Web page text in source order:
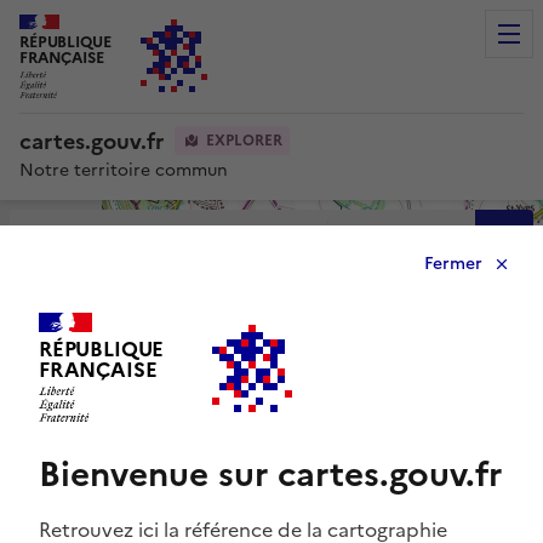
RÉPUBLIQUE
FRANÇAISE
cartes.gouv.fr EXPLORER
Notre territoire commun
Fermer
RÉPUBLIQUE
FRANÇAISE
Bienvenue sur cartes.gouv.fr
Retrouvez ici la référence de la cartographie